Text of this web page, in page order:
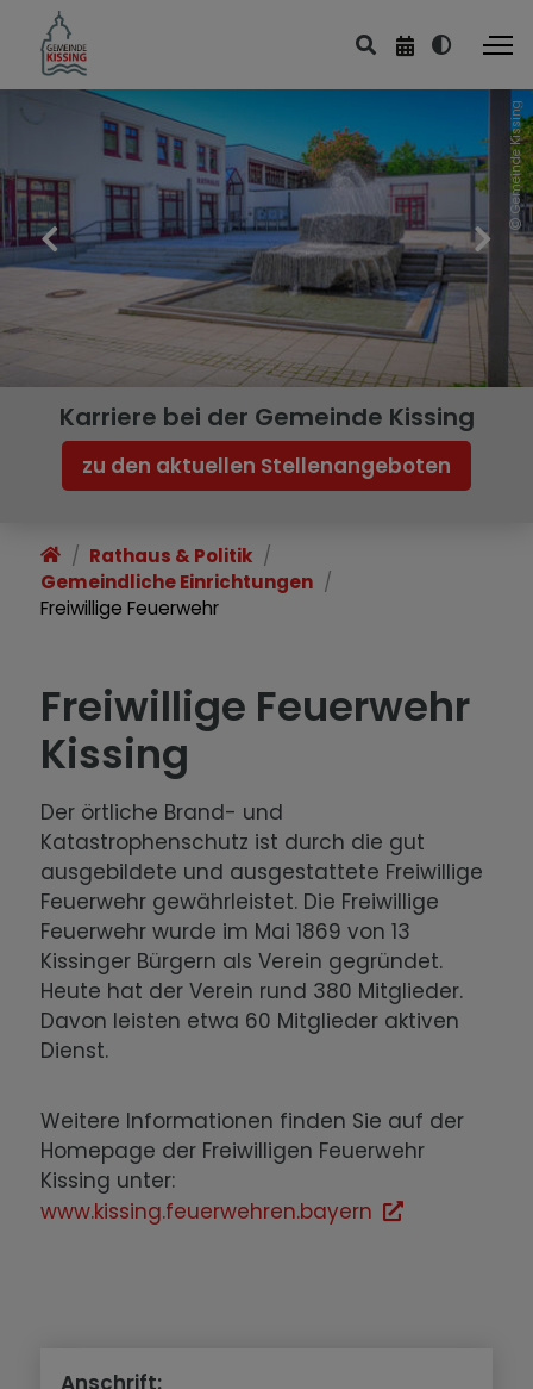
Rathaus & Politik
Aktuelles
Rathaus
Gemeinderat
Wahlen
Ortsrecht & Informationen
Gemeindliche Einrichtungen
Gemeinde Kissing
Karriere bei der Gemeinde Kissing
zu den aktuellen Stellenangeboten
Rathaus & Politik
Gemeindliche Einrichtungen
Freiwillige Feuerwehr
Freiwillige Feuerwehr
Kissing
Der örtliche Brand- und
Katastrophenschutz ist durch die gut
ausgebildete und ausgestattete Freiwillige
Feuerwehr gewährleistet. Die Freiwillige
Feuerwehr wurde im Mai 1869 von 13
Kissinger Bürgern als Verein gegründet.
Heute hat der Verein rund 380 Mitglieder.
Davon leisten etwa 60 Mitglieder aktiven
Dienst.
Weitere Informationen finden Sie auf der
Homepage der Freiwilligen Feuerwehr
Kissing unter:
www.kissing.feuerwehren.bayern
Anschrift: